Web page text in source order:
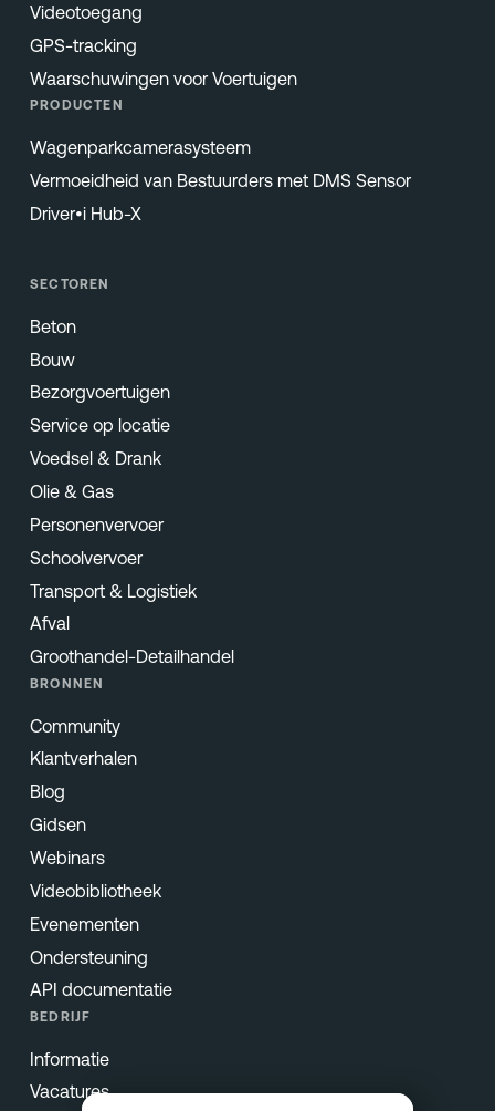
Videotoegang
GPS-tracking
Waarschuwingen voor Voertuigen
PRODUCTEN
Wagenparkcamerasysteem
Vermoeidheid van Bestuurders met DMS Sensor
Driver•i Hub-X
SECTOREN
Beton
Bouw
Bezorgvoertuigen
Service op locatie
Voedsel & Drank
Olie & Gas
Personenvervoer
Schoolvervoer
Transport & Logistiek
Afval
Groothandel-Detailhandel
BRONNEN
Community
Klantverhalen
Blog
Gidsen
Webinars
Videobibliotheek
Evenementen
Ondersteuning
API documentatie
BEDRIJF
Informatie
Vacatures